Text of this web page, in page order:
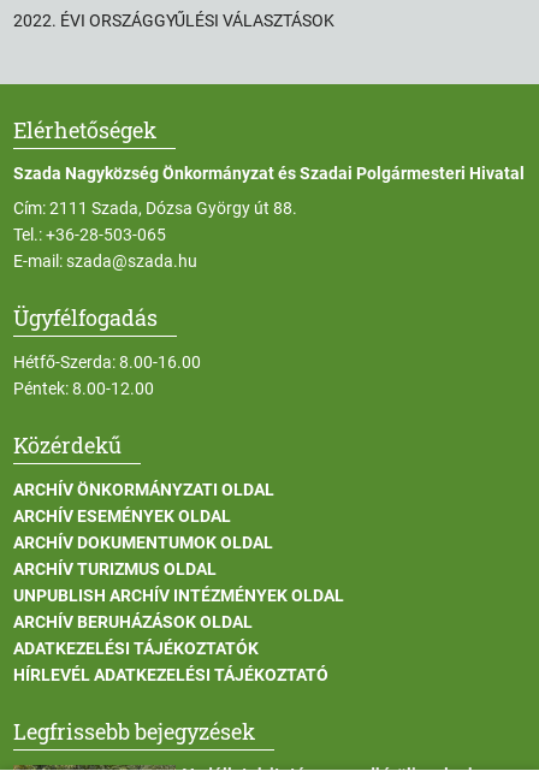
2022. ÉVI ORSZÁGGYŰLÉSI VÁLASZTÁSOK
Elérhetőségek
Szada Nagyközség Önkormányzat és Szadai Polgármesteri Hivatal
Cím: 2111 Szada, Dózsa György út 88.
Tel.:+36-28-503-065
E-mail:szada@szada.hu
Ügyfélfogadás
Hétfő-Szerda: 8.00-16.00
Péntek: 8.00-12.00
Közérdekű
ARCHÍV ÖNKORMÁNYZATI OLDAL
ARCHÍV ESEMÉNYEK OLDAL
ARCHÍV DOKUMENTUMOK OLDAL
ARCHÍV TURIZMUS OLDAL
UNPUBLISH ARCHÍV INTÉZMÉNYEK OLDAL
ARCHÍV BERUHÁZÁSOK OLDAL
ADATKEZELÉSI TÁJÉKOZTATÓK
HÍRLEVÉL ADATKEZELÉSI TÁJÉKOZTATÓ
Legfrissebb bejegyzések
Vadállatok itatása a rendkívüli melegben